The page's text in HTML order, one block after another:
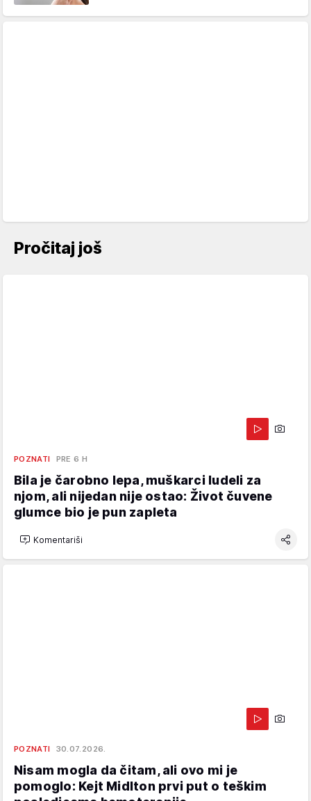
Pročitaj još
POZNATI PRE 6 H
Bila je čarobno lepa, muškarci ludeli za
njom, ali nijedan nije ostao: Život čuvene
glumce bio je pun zapleta
Komentariši
POZNATI 30.07.2026.
Nisam mogla da čitam, ali ovo mi je
pomoglo: Kejt Midlton prvi put o teškim